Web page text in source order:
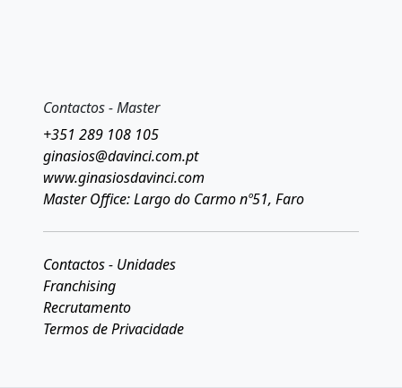
Contactos - Master
+351 289 108 105
ginasios@davinci.com.pt
www.ginasiosdavinci.com
Master Office: Largo do Carmo nº51, Faro
Contactos - Unidades
Franchising
Recrutamento
Termos de Privacidade